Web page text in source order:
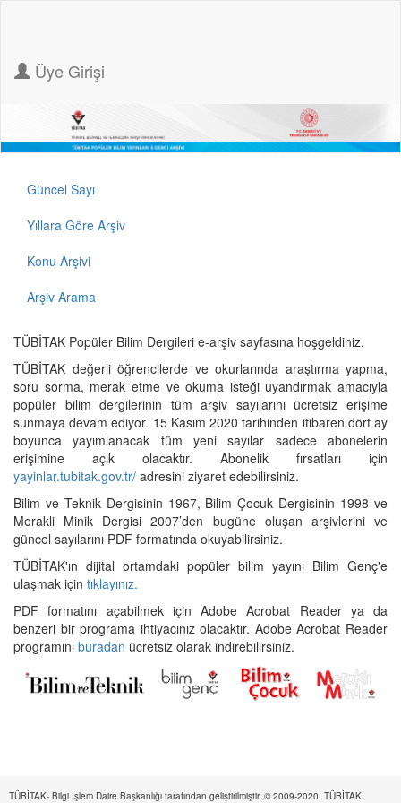
Üye Girişi
Güncel Sayı
Yıllara Göre Arşiv
Konu Arşivi
Arşiv Arama
TÜBİTAK Popüler Bilim Dergileri e-arşiv sayfasına hoşgeldiniz.
TÜBİTAK değerli öğrencilerde ve okurlarında araştırma yapma,
soru sorma, merak etme ve okuma isteği uyandırmak amacıyla
popüler bilim dergilerinin tüm arşiv sayılarını ücretsiz erişime
sunmaya devam ediyor. 15 Kasım 2020 tarihinden itibaren dört ay
boyunca yayımlanacak tüm yeni sayılar sadece abonelerin
erişimine açık olacaktır. Abonelik fırsatları için
yayinlar.tubitak.gov.tr/ adresini ziyaret edebilirsiniz.
Bilim ve Teknik Dergisinin 1967, Bilim Çocuk Dergisinin 1998 ve
Merakli Minik Dergisi 2007’den bugüne oluşan arşivlerini ve
güncel sayılarını PDF formatında okuyabilirsiniz.
TÜBİTAK'ın dijital ortamdaki popüler bilim yayını Bilim Genç'e
ulaşmak için tıklayınız.
PDF formatını açabilmek için Adobe Acrobat Reader ya da
benzeri bir programa ihtiyacınız olacaktır. Adobe Acrobat Reader
programını buradan ücretsiz olarak indirebilirsiniz.
TÜBİTAK- Bilgi İşlem Daire Başkanlığı tarafından geliştirilmiştir. © 2009-2020, TÜBİTAK